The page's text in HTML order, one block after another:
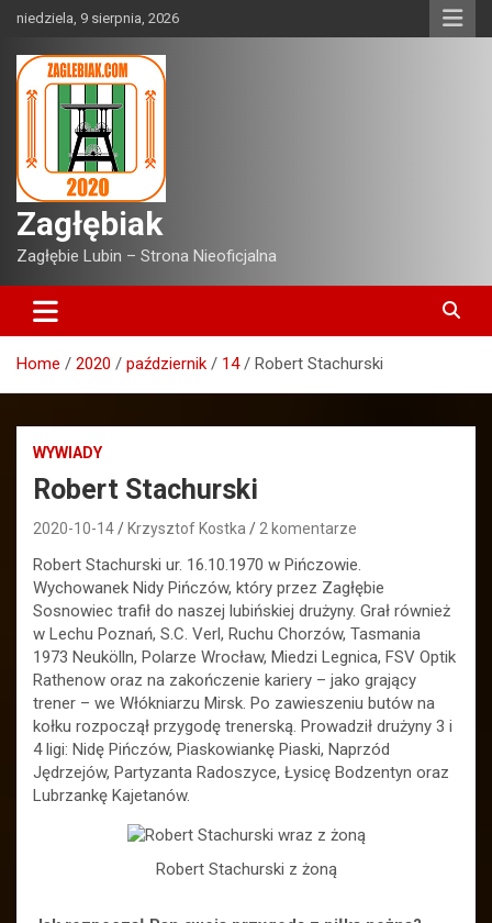
Skip
content
niedziela, 9 sierpnia, 2026
Zagłębiak
Zagłębie Lubin – Strona Nieoficjalna
Home 2020 październik 14 Robert Stachurski
WYWIADY
Robert Stachurski
2020-10-14 Krzysztof Kostka 2 komentarze
Robert Stachurski ur. 16.10.1970 w Pińczowie.
Wychowanek Nidy Pińczów, który przez Zagłębie
Sosnowiec trafił do naszej lubińskiej drużyny. Grał również
w Lechu Poznań, S.C. Verl, Ruchu Chorzów, Tasmania
1973 Neukölln, Polarze Wrocław, Miedzi Legnica, FSV Optik
Rathenow oraz na zakończenie kariery – jako grający
trener – we Włókniarzu Mirsk. Po zawieszeniu butów na
kołku rozpoczął przygodę trenerską. Prowadził drużyny 3 i
4 ligi: Nidę Pińczów, Piaskowiankę Piaski, Naprzód
Jędrzejów, Partyzanta Radoszyce, Łysicę Bodzentyn oraz
Lubrzankę Kajetanów.
Robert Stachurski z żoną